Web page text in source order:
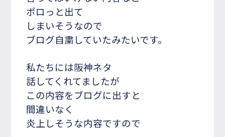
ポロっと出て
しまいそうなので
ブログ自粛していたみたいです。
私たちには阪神ネタ
話してくれてましたが
この内容をブログに出すと
間違いなく
炎上しそうな内容ですので